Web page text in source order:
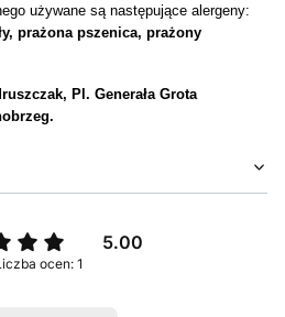
używane są następujące alergeny:
prażona pszenica, prażony
Pl. Generała Grota
5.00
ocen: 1